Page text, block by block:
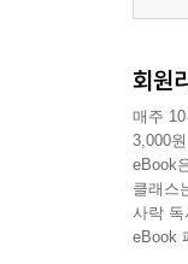
회원
매주
3,000
eBook
클래스
사락
eBook